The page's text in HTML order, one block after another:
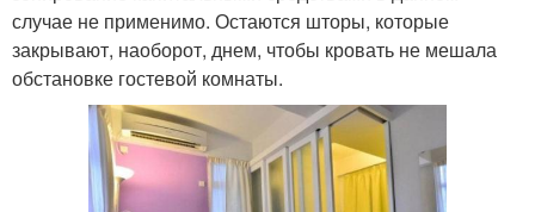
случае не применимо. Остаются шторы, которые
закрывают, наоборот, днем, чтобы кровать не мешала
обстановке гостевой комнаты.